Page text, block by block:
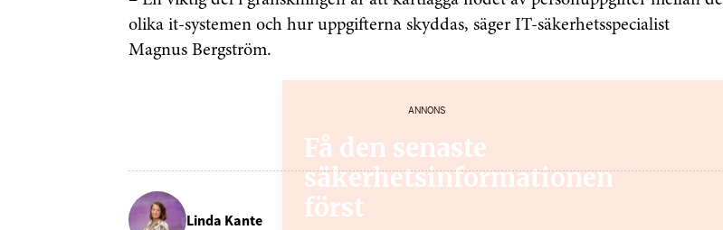
olika it-systemen och hur uppgifterna skyddas, säger IT-säkerhetsspecialist
Magnus Bergström.
ANNONS
Linda Kante
Få den senaste
säkerhetsinformationen
först